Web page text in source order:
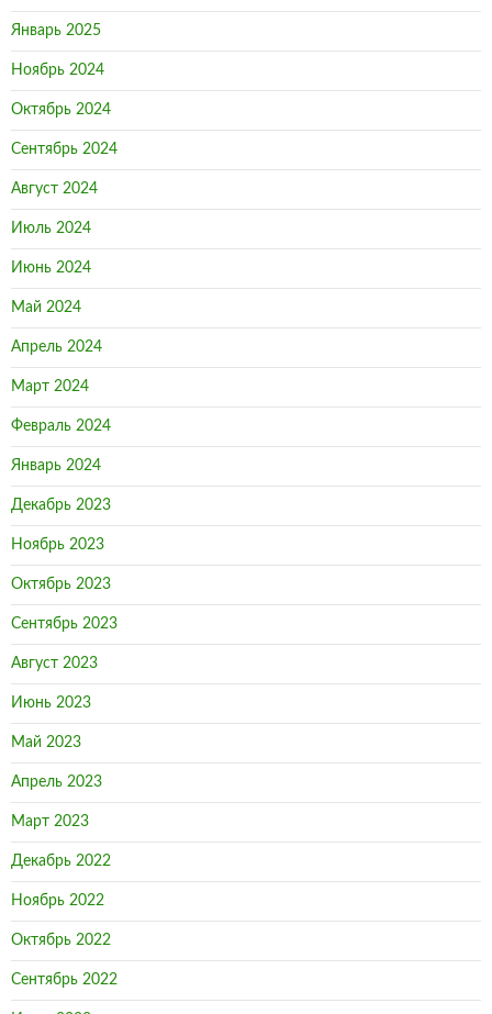
Январь 2025
Ноябрь 2024
Октябрь 2024
Сентябрь 2024
Август 2024
Июль 2024
Июнь 2024
Май 2024
Апрель 2024
Март 2024
Февраль 2024
Январь 2024
Декабрь 2023
Ноябрь 2023
Октябрь 2023
Сентябрь 2023
Август 2023
Июнь 2023
Май 2023
Апрель 2023
Март 2023
Декабрь 2022
Ноябрь 2022
Октябрь 2022
Сентябрь 2022